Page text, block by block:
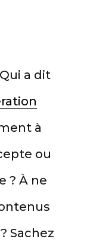
a dit
à
ou
? À ne
Sachez